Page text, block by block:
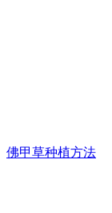
佛甲草种植方法